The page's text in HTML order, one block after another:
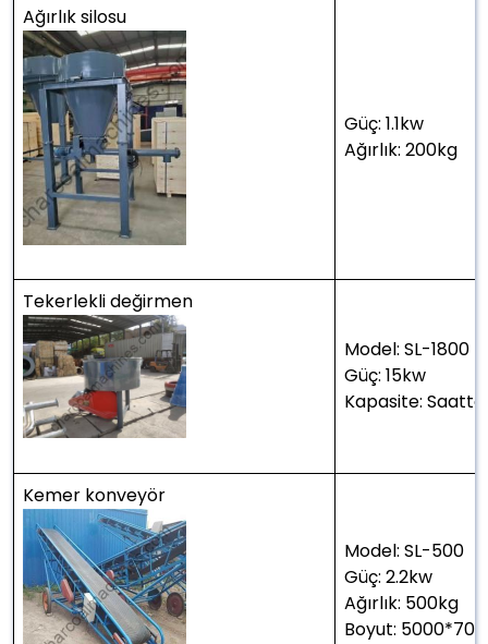
Ağırlık silosu
Güç: 1.1kw
Ağırlık: 200kg
Tekerlekli değirmen
Model: SL-1800
Güç: 15kw
Kapasite:
Kemer konveyör
Model: SL-500
Güç: 2.2kw
Ağırlık: 500kg
Boyut: